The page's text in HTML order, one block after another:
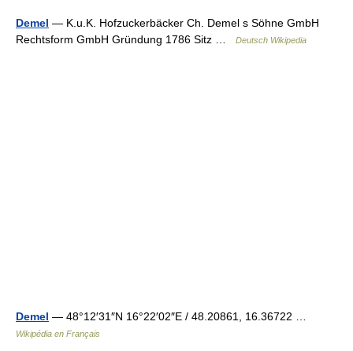
Demel — K.u.K. Hofzuckerbäcker Ch. Demel s Söhne GmbH
Rechtsform GmbH Gründung 1786 Sitz …
Deutsch Wikipedia
Demel — 48°12′31″N 16°22′02″E / 48.20861, 16.36722 …
Wikipédia en Français